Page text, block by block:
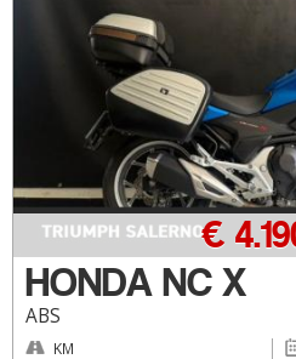
HONDA NC X
ABS
€
KM